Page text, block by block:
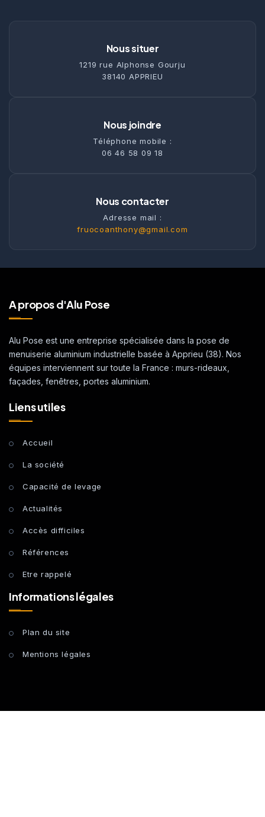
Nous situer
1219 rue Alphonse Gourju
38140 APPRIEU
Nous joindre
Téléphone mobile :
06 46 58 09 18
Nous contacter
Adresse mail :
fruocoanthony@gmail.com
A propos d'Alu Pose
Alu Pose est une entreprise spécialisée dans la pose de
menuiserie aluminium industrielle basée à Apprieu (38). Nos
équipes interviennent sur toute la France : murs-rideaux,
façades, fenêtres, portes aluminium.
Liens utiles
Accueil
La société
Capacité de levage
Actualités
Accès difficiles
Références
Etre rappelé
Informations légales
Plan du site
Mentions légales